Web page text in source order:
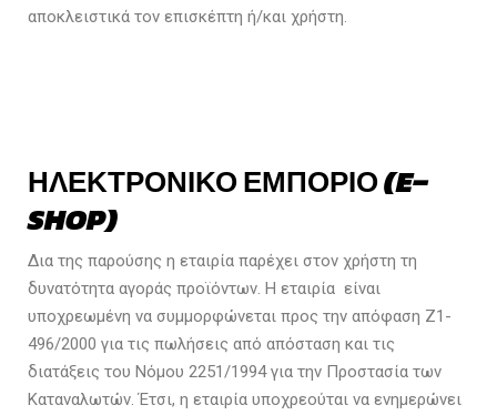
αποκλειστικά τον επισκέπτη ή/και χρήστη.
ΗΛΕΚΤΡΟΝΙΚΟ ΕΜΠΟΡΙΟ (E–
SHOP)
Δια της παρούσης η εταιρία παρέχει στον χρήστη τη
δυνατότητα αγοράς προϊόντων. Η εταιρία είναι
υποχρεωμένη να συμμορφώνεται προς την απόφαση Ζ1-
496/2000 για τις πωλήσεις από απόσταση και τις
διατάξεις του Νόμου 2251/1994 για την Προστασία των
Καταναλωτών. Έτσι, η εταιρία υποχρεούται να ενημερώνει